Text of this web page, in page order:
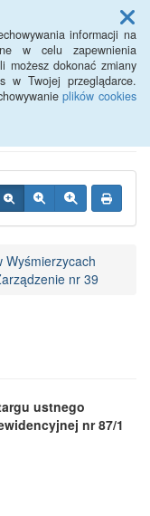
informacji na
w celu zapewnienia
możesz dokonać zmiany
w Twojej przeglądarce.
plików cookies
Menu
Wyśmierzycach
nr 39
ustnego
nr 87/1